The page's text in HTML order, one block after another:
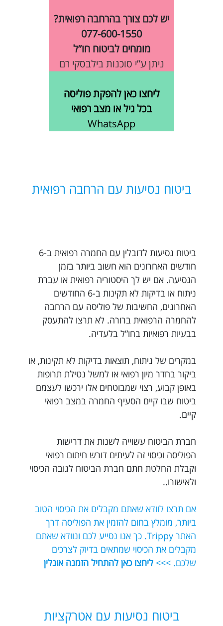
יש לכם צורך בהרחבה רפואית?
077-600-1550
מומחים לביטוח חו”ל
ניתן ע”י סוכנות בילבסקי רם
ליחצו כאן להפקת פוליסה
בכל גיל או מצב רפואי
WhatsApp
ביטוח נסיעות עם הרחבה רפואית
ביטוח נסיעות לדובלין עם החמרה רפואית ב-6
חודשים האחרונים הוא חשוב ביותר בזמן
הנסיעה. אם יש לך היסטוריה רפואית או עברת
ניתוח או בדיקות לא תקינות ב-6 החודשים
האחרונים, החשיבות של פוליסה עם הרחבה
להחמרה הרפואית ברורה. לא תרצו להתעסק
בבעיות רפואיות בחו”ל בלעדיה.
במקרים של ניתוח, תוצאות בדיקות לא תקינות, או
ביקור בחדר מיון רפואי או למשל נטילת תרופות
באופן קבוע, רצוי שמבוטחים אלו ירכשו לעצמם
ביטוח שבו קיים הסעיף החמרה במצב רפואי
קיים.
חברת הביטוח עשוייה לשנות את דרישות
הפוליסה וכיסוי זה לעיתים דורש חיתום רפואי
וקבלת החלטת חתם חברת הביטוח לגובה הכיסוי
ולאישורו..
אם תרצו לוודא שאתם מקבלים את הכיסוי הטוב
ביותר, מומלץ בחום להזמין את הפוליסה דרך
האתר Trippy. כך אנו נסייע לכם ונוודא שאתם
מקבלים את הכיסוי שמתאים בדיוק לצרכים
שלכם. >>> ליחצו כאן להתחיל הזמנה אונלין
ביטוח נסיעות עם אטרקציות